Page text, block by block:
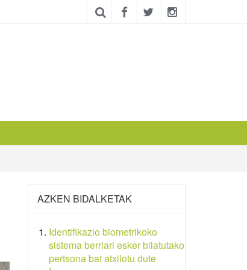
AZKEN BIDALKETAK
Identifikazio biometrikoko
sistema berriari esker bilatutako
pertsona bat atxilotu dute